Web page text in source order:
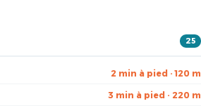
25
2 min à pied · 120 m
3 min à pied · 220 m